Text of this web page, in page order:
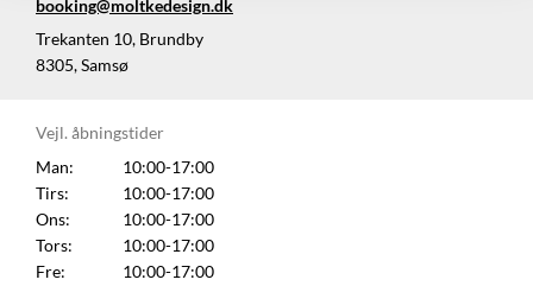
booking@moltkedesign.dk
Trekanten 10, Brundby
8305, Samsø
Vejl. åbningstider
Man:
10:00-17:00
Tirs:
10:00-17:00
Ons:
10:00-17:00
Tors:
10:00-17:00
Fre:
10:00-17:00